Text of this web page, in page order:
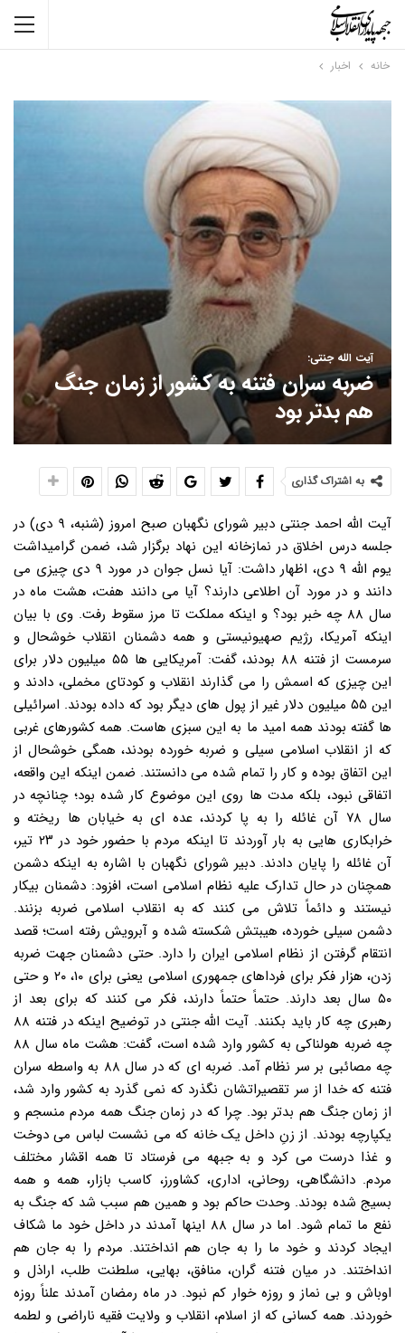
خانه اخبار
آیت الله جنتی:
ضربه سران فتنه به کشور از زمان جنگ
هم بدتر بود
به اشتراک گذاری
آیت الله احمد جنتی دبیر شورای نگهبان صبح امروز (شنبه، ۹ دی) در
جلسه درس اخلاق در نمازخانه این نهاد برگزار شد، ضمن گرامیداشت
یوم الله ۹ دی، اظهار داشت: آیا نسل جوان در مورد ۹ دی چیزی می
دانند و در مورد آن اطلاعی دارند؟ آیا می دانند هفت، هشت ماه در
سال ۸۸ چه خبر بود؟ و اینکه مملکت تا مرز سقوط رفت. وی با بیان
اینکه آمریکا، رژیم صهیونیستی و همه دشمنان انقلاب خوشحال و
سرمست از فتنه ۸۸ بودند، گفت: آمریکایی ها ۵۵ میلیون دلار برای
این چیزی که اسمش را می گذارند انقلاب و کودتای مخملی، دادند و
این ۵۵ میلیون دلار غیر از پول های دیگر بود که داده بودند. اسرائیلی
ها گفته بودند همه امید ما به این سبزی هاست. همه کشورهای غربی
که از انقلاب اسلامی سیلی و ضربه خورده بودند، همگی خوشحال از
این اتفاق بوده و کار را تمام شده می دانستند. ضمن اینکه این واقعه،
اتفاقی نبود، بلکه مدت ها روی این موضوع کار شده بود؛ چنانچه در
سال ۷۸ آن غائله را به پا کردند، عده ای به خیابان ها ریخته و
خرابکاری هایی به بار آوردند تا اینکه مردم با حضور خود در ۲۳ تیر،
آن غائله را پایان دادند. دبیر شورای نگهبان با اشاره به اینکه دشمن
همچنان در حال تدارک علیه نظام اسلامی است، افزود: دشمنان بیکار
نیستند و دائماً تلاش می کنند که به انقلاب اسلامی ضربه بزنند.
دشمن سیلی خورده، هیبتش شکسته شده و آبرویش رفته است؛ قصد
انتقام گرفتن از نظام اسلامی ایران را دارد. حتی دشمنان جهت ضربه
زدن، هزار فکر برای فرداهای جمهوری اسلامی یعنی برای ۱۰، ۲۰ و حتی
۵۰ سال بعد دارند. حتماً حتماً دارند، فکر می کنند که برای بعد از
رهبری چه کار باید بکنند. آیت الله جنتی در توضیح اینکه در فتنه ۸۸
چه ضربه هولناکی به کشور وارد شده است، گفت: هشت ماه سال ۸۸
چه مصائبی بر سر نظام آمد. ضربه ای که در سال ۸۸ به واسطه سران
فتنه که خدا از سر تقصیراتشان نگذرد که نمی گذرد به کشور وارد شد،
از زمان جنگ هم بدتر بود. چرا که در زمان جنگ همه مردم منسجم و
یکپارچه بودند. از زنِ داخل یک خانه که می نشست لباس می دوخت
و غذا درست می کرد و به جبهه می فرستاد تا همه اقشار مختلف
مردم. دانشگاهی، روحانی، اداری، کشاورز، کاسب بازار، همه و همه
بسیج شده بودند. وحدت حاکم بود و همین هم سبب شد که جنگ به
نفع ما تمام شود. اما در سال ۸۸ اینها آمدند در داخل خود ما شکاف
ایجاد کردند و خود ما را به جان هم انداختند. مردم را به جان هم
انداختند. در میان فتنه گران، منافق، بهایی، سلطنت طلب، اراذل و
اوباش و بی نماز و روزه خوار کم نبود. در ماه رمضان آمدند علناً روزه
خوردند. همه کسانی که از اسلام، انقلاب و ولایت فقیه ناراضی و لطمه